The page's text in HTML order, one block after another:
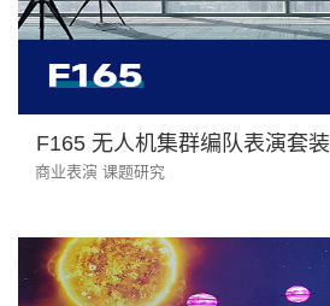
F165 无人机集群编队表演套装
商业表演 课题研究